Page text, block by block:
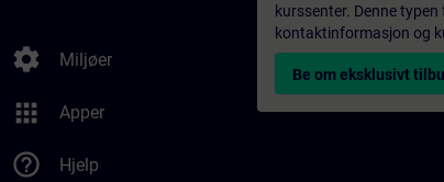
settings Miljøer
apps Apper
help_outline Hjelp
kurssenter. Denne
kontaktinformasjon og
Be om eksklusivt